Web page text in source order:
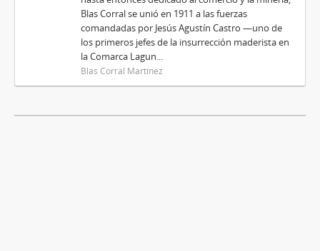
Blas Corral se unió en 1911 a las fuerzas
comandadas por Jesús Agustín Castro —uno de
los primeros jefes de la insurrección maderista en
la Comarca Lagun...
Blas Corral Martínez